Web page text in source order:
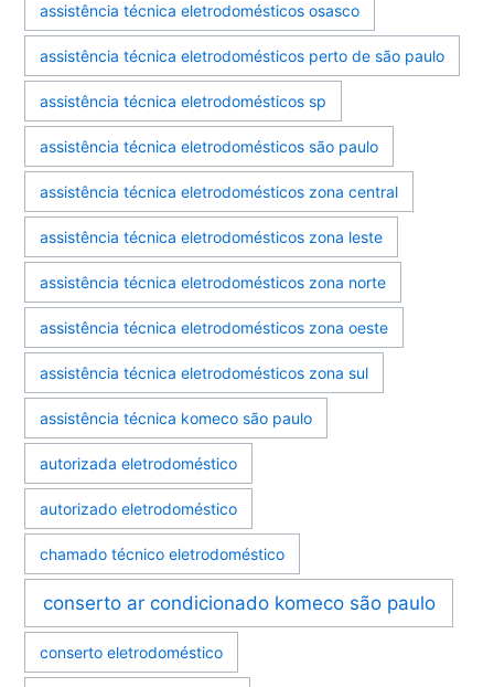
assistência técnica eletrodomésticos osasco
assistência técnica eletrodomésticos perto de são paulo
assistência técnica eletrodomésticos sp
assistência técnica eletrodomésticos são paulo
assistência técnica eletrodomésticos zona central
assistência técnica eletrodomésticos zona leste
assistência técnica eletrodomésticos zona norte
assistência técnica eletrodomésticos zona oeste
assistência técnica eletrodomésticos zona sul
assistência técnica komeco são paulo
autorizada eletrodoméstico
autorizado eletrodoméstico
chamado técnico eletrodoméstico
conserto ar condicionado komeco são paulo
conserto eletrodoméstico